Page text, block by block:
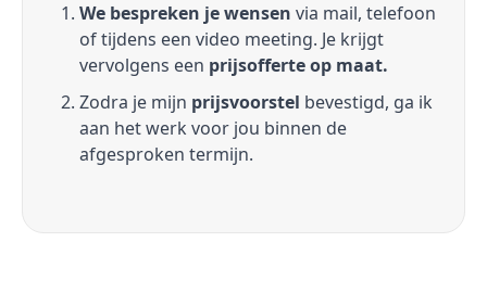
We bespreken je wensen via mail, telefoon
of tijdens een video meeting. Je krijgt
vervolgens een prijsofferte op maat.
Zodra je mijn prijsvoorstel bevestigd, ga ik
aan het werk voor jou binnen de
afgesproken termijn.